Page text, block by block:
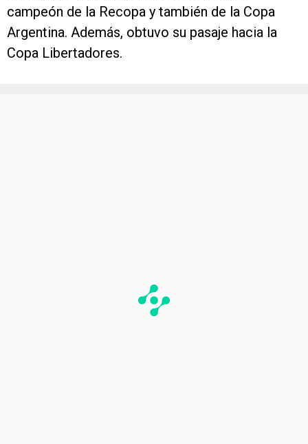
campeón de la Recopa y también de la Copa
Argentina. Además, obtuvo su pasaje hacia la
Copa Libertadores.